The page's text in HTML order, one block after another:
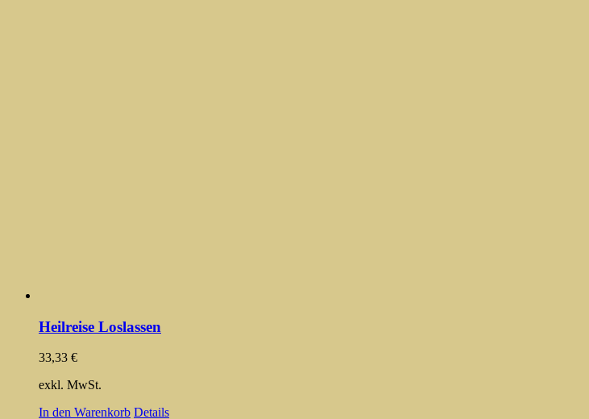
Heilreise Loslassen
33,33 €
exkl. MwSt.
In den Warenkorb Details